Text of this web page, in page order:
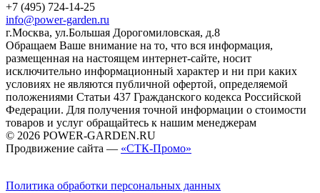
+7 (495) 724-14-25
info@power-garden.ru
г.Москва, ул.Большая Дорогомиловская, д.8
Обращаем Ваше внимание на то, что вся информация,
размещенная на настоящем интернет-сайте, носит
исключительно информационный характер и ни при каких
условиях не являются публичной офертой, определяемой
положениями Статьи 437 Гражданского кодекса Российской
Федерации. Для получения точной информации о стоимости
товаров и услуг обращайтесь к нашим менеджерам
© 2026 POWER-GARDEN.RU
Продвижение сайта — «СТК-Промо»
Политика обработки персональных данных